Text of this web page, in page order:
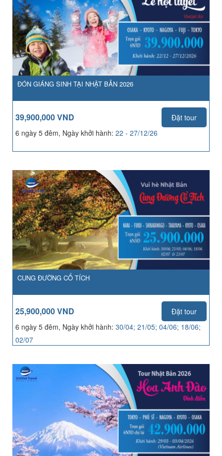
ĐÓN GIÁNG SINH TẠI NHẬT BẢN 2026
39,900,000 VND
Đặt tour
6 ngày 5 đêm, Ngày khởi hành: 22 - 27/12/26
CUNG ĐƯỜNG CỔ TÍCH
25,900,000 VND
Đặt tour
6 ngày 5 đêm, Ngày khởi hành: 30/04; 21/05; 04/06; 18/06;
02/07